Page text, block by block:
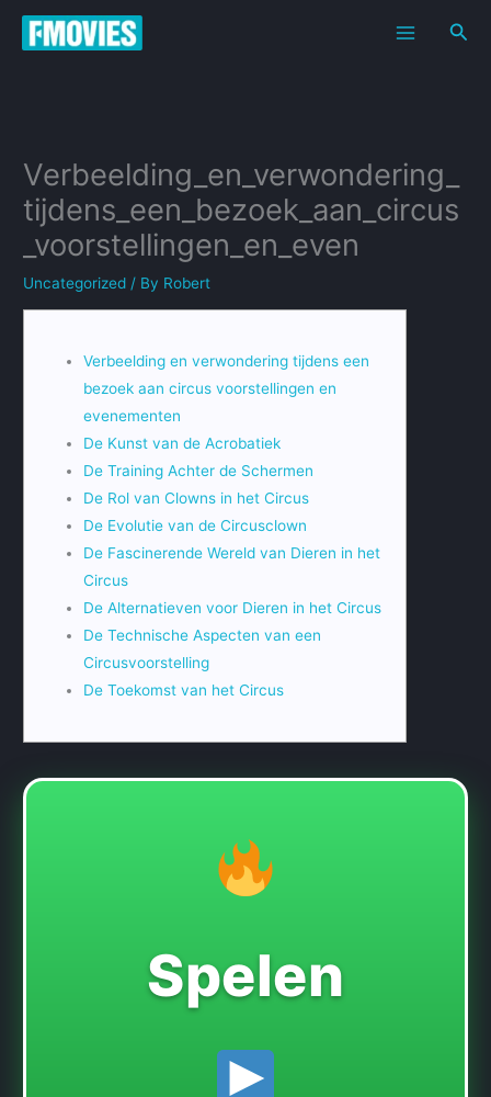
Skip
Verbeelding_en_verwondering_
tijdens_een_bezoek_aan_circus
_voorstellingen_en_even
Uncategorized / By Robert
Verbeelding en verwondering tijdens een
bezoek aan circus voorstellingen en
evenementen
De Kunst van de Acrobatiek
De Training Achter de Schermen
De Rol van Clowns in het Circus
De Evolutie van de Circusclown
De Fascinerende Wereld van Dieren in het
Circus
De Alternatieven voor Dieren in het Circus
De Technische Aspecten van een
Circusvoorstelling
De Toekomst van het Circus
Spelen